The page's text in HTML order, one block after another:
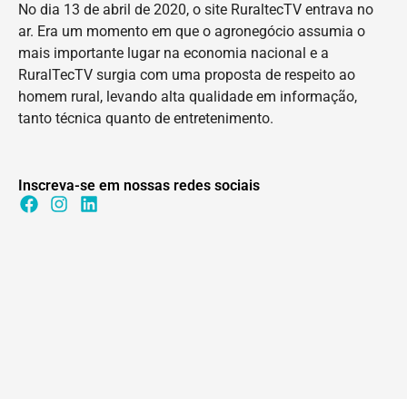
No dia 13 de abril de 2020, o site RuraltecTV entrava no
ar. Era um momento em que o agronegócio assumia o
mais importante lugar na economia nacional e a
RuralTecTV surgia com uma proposta de respeito ao
homem rural, levando alta qualidade em informação,
tanto técnica quanto de entretenimento.
Inscreva-se em nossas redes sociais